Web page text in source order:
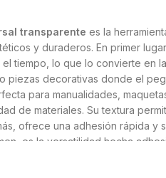
transparente es la
y duraderos. En primer
el tiempo, lo que lo convierte en
piezas decorativas donde el
para manualidades,
de materiales. Su textura
ofrece una adhesión rápida y
es la versatilidad hecha